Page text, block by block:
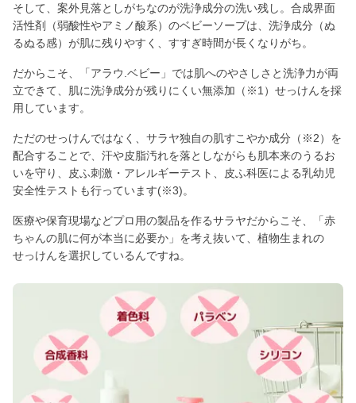
そして、案外見落としがちなのが洗浄成分の洗い残し。合成界面
活性剤（弱酸性やアミノ酸系）のベビーソープは、洗浄成分（ぬ
るぬる感）が肌に残りやすく、すすぎ時間が長くなりがち。
だからこそ、「アラウ.ベビー」では肌へのやさしさと洗浄力が両
立できて、肌に洗浄成分が残りにくい無添加（※1）せっけんを採
用しています。
ただのせっけんではなく、サラヤ独自の肌すこやか成分（※2）を
配合することで、汗や皮脂汚れを落としながらも肌本来のうるお
いを守り、皮ふ刺激・アレルギーテスト、皮ふ科医による乳幼児
安全性テストも行っています(※3)。
医療や保育現場などプロ用の製品を作るサラヤだからこそ、「赤
ちゃんの肌に何が本当に必要か」を考え抜いて、植物生まれの
せっけんを選択しているんですね。